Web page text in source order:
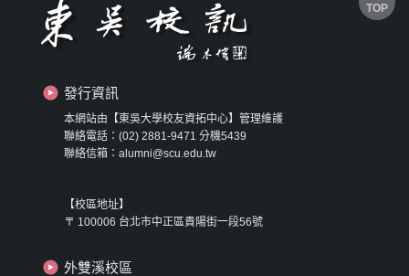
發行資訊
本網站由【東吳大學校友資拓中心】管理維護
聯絡電話：(02) 2881-9471 分機5439
聯絡信箱：alumni@scu.edu.tw
【校區地址】
〒 100006 台北市中正區貴陽街一段56號
外雙溪校區
TOP